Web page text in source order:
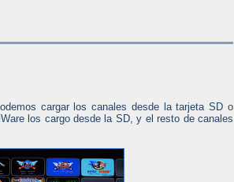
cargar los canales desde la tarjeta SD o
los cargo desde la SD, y el resto de canales